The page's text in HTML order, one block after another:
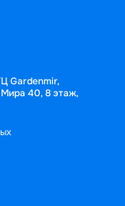
Gardenmir,
Мира 40, 8 этаж,